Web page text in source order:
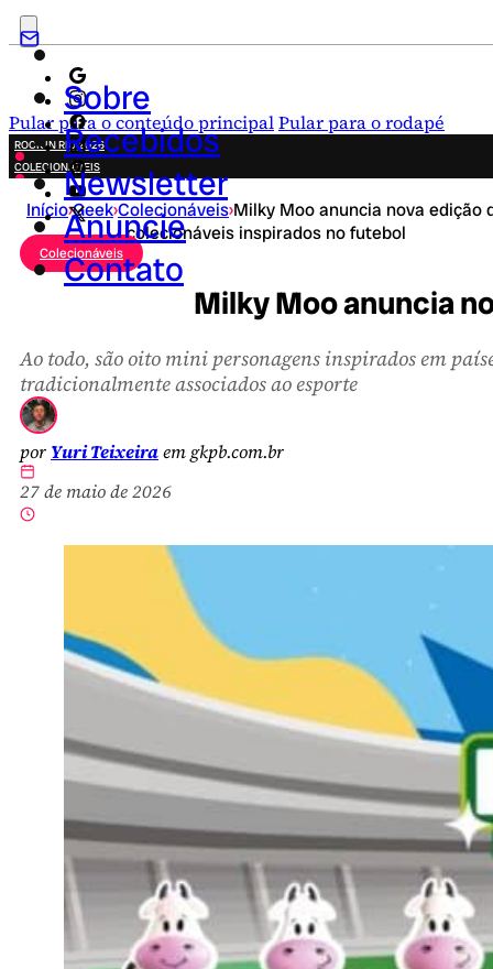
Pular para o conteúdo principalPular para o rodapé
Sobre
Recebidos
Newsletter
Anuncie
Contato
ROCK IN RIO 2026
COLECIONÁVEIS
FESTA JUNINA
NOVIDADES
CAMPANHAS CRIATIVAS
Início›Geek›Colecionáveis›Milky Moo anuncia nova edição
colecionáveis inspirados no futebol
Colecionáveis
Milky Moo anuncia
Ao todo, são oito mini personagens inspirados em
tradicionalmente associados ao esporte
por Yuri Teixeiraem gkpb.com.br
27 de maio de 2026